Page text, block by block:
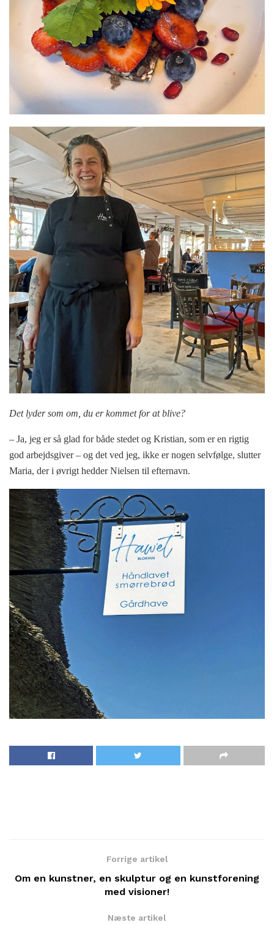
Det lyder som om, du er kommet for at blive?
– Ja, jeg er så glad for både stedet og Kristian, som er en rigtig
god arbejdsgiver – og det ved jeg, ikke er nogen selvfølge, slutter
Maria, der i øvrigt hedder Nielsen til efternavn.
Forrige artikel
Om en kunstner, en skulptur og en kunstforening
med visioner!
Næste artikel